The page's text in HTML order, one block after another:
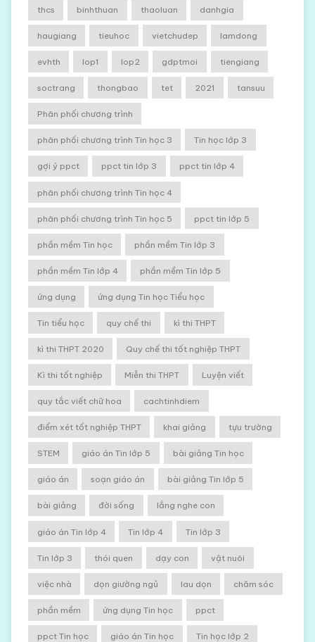
thcs binhthuan thaoluan danhgia
haugiang tieuhoc vietchudep lamdong
evhth lop1 lop2 gdptmoi tiengiang
soctrang thongbao tet 2021 tansuu
Phân phối chương trình
phân phối chương trình Tin học 3 Tin học lớp 3
gợi ý ppct ppct tin lớp 3 ppct tin lớp 4
phân phối chương trình Tin học 4
phân phối chương trình Tin học 5 ppct tin lớp 5
phần mềm Tin học phần mềm Tin lớp 3
phần mềm Tin lớp 4 phần mềm Tin lớp 5
ứng dụng ứng dụng Tin học Tiểu học
Tin tiểu học quy chế thi kì thi THPT
kì thi THPT 2020 Quy chế thi tốt nghiệp THPT
Kì thi tốt nghiệp Miễn thi THPT Luyện viết
quy tắc viết chữ hoa cachtinhdiem
điểm xét tốt nghiệp THPT khai giảng tựu trường
STEM giáo án Tin lớp 5 bài giảng Tin học
giáo án soạn giáo án bài giảng Tin lớp 5
bài giảng đời sống lắng nghe con
giáo án Tin lớp 4 Tin lớp 4 Tin lớp 3
Tin lớp 3 thói quen dạy con vật nuôi
việc nhà dọn giường ngủ lau dọn chăm sóc
phần mềm ứng dụng Tin học ppct
ppct Tin học giáo án Tin học Tin học lớp 2